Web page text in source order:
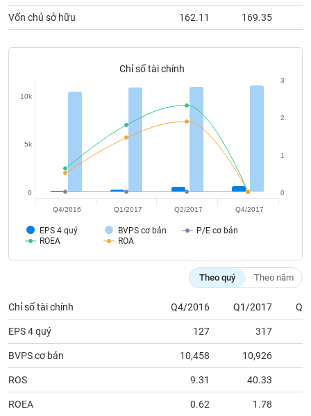
Vốn chủ sở hữu 162.11 169.35
Chỉ số tài chính
EPS 4 quý BVPS cơ bản
P/E cơ bản
ROEA
ROA
0
5k
10k
0
1
2
3
Q4/2016 Q1/2017 Q2/2017 Q4/2017
Theo quý Theo năm
Chỉ số tài chính Q4/2016 Q1/2017
EPS 4 quý 127 317
BVPS cơ bản 10,458 10,926
ROS 9.31 40.33
ROEA 0.62 1.78
BẤT
ĐỘNG
chứng
khoán
Cổ phiếu Chỉ số Chứng chỉ quỹ
Tin
Bài
viết
của
tác
giả
(-)